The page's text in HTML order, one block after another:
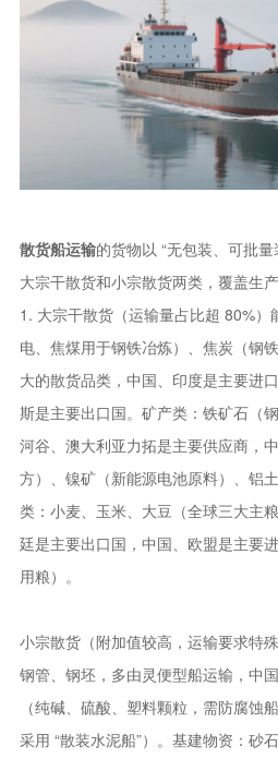
散货船运输的货物以 “无包装、可批
大宗干散货和小宗散货两类，覆盖生
1. 大宗干散货（运输量占比超 80%
电、焦煤用于钢铁冶炼）、焦炭（钢
大的散货品类，中国、印度是主要进
斯是主要出口国。矿产类：铁矿石（
河谷、澳大利亚力拓是主要供应商，
方）、镍矿（新能源电池原料）、铝
类：小麦、玉米、大豆（全球三大主
廷是主要出口国，中国、欧盟是主要
用粮）。
小宗散货（附加值较高，运输要求特
钢管、钢坯，多由灵便型船运输，中
（纯碱、硫酸、塑料颗粒，需防腐蚀
采用 “散装水泥船”）。基建物资：砂